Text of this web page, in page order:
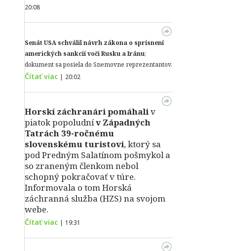
20:08
Senát USA schválil návrh zákona o sprísnení
amerických sankcií voči Rusku a Iránu;
dokument sa posiela do Snemovne reprezentantov.
Čítať viac | 20:02
Horskí záchranári pomáhaliv
piatok popoludnív Západných
Tatrách 39-ročnému
slovenskému turistovi, ktorý sa
pod Predným Salatínom pošmykol a
so zraneným členkom nebol
schopný pokračovať v túre.
Informovala o tom Horská
záchranná služba (HZS) na svojom
webe.
Čítať viac | 19:31